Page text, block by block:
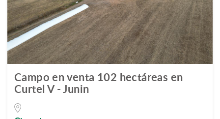
Campo en venta 102 hectáreas en
Curtel V - Junin